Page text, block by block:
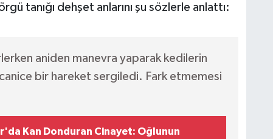
tanığı dehşet anlarını şu sözlerle anlattı:
aniden manevra yaparak kedilerin
bir hareket sergiledi. Fark etmemesi
Kan Donduran Cinayet: Oğlunun